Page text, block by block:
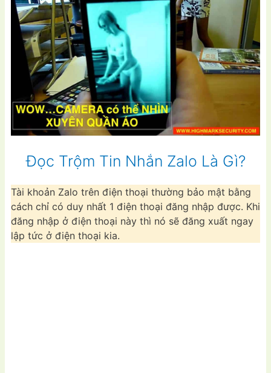
Đọc Trộm Tin Nhắn Zalo Là Gì?
Tài khoản Zalo trên điện thoại thường bảo mật bằng
cách chỉ có duy nhất 1 điện thoại đăng nhập được. Khi
đăng nhập ở điện thoại này thì nó sẽ đăng xuất ngay
lập tức ở điện thoại kia.